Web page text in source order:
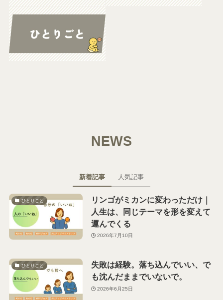
NEWS
新着記事 人気記事
ひとりごと
リンゴがミカンに変わっただけ｜
人生は、同じテーマを形を変えて
運んでくる
2026年7月10日
ひとりごと
失敗は経験。落ち込んでいい、で
も沈んだままでいないで。
2026年6月25日